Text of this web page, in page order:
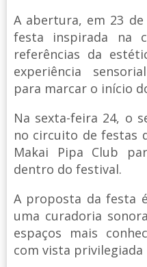
A abertura, em 23
festa inspirada na
referências da
experiência
para marcar o início
Na sexta-feira 24, o
no circuito de festas
Makai Pipa Club
dentro do festival.
A proposta da festa
uma curadoria
espaços mais
com vista privilegiada